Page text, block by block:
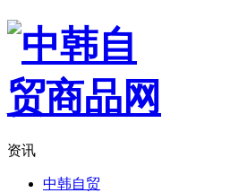
资讯
中韩自贸